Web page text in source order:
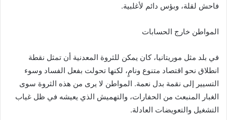
فاحش لقلة، وبؤس دائم لأغلبية.
المواطن خارج الحسابات
في بلد مثل موريتانيا، كان يمكن للثروة المعدنية أن تمثل نقطة
انطلاق نحو اقتصاد متنوع ونامٍ، لكنها تحولت بفعل الفساد وسوء
التسيير إلى نقمة بدل نعمة. المواطن لا يرى من هذه الثروة سوى
الغبار المنبعث من الحفارات، والتهميش الذي يعيشه في ظل غياب
التشغيل والتعويضات العادلة.